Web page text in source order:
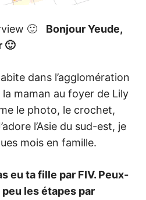
🙂 Bonjour Yeude,
🙂
dans l’agglomération
maman au foyer de Lily
le photo, le crochet,
l’Asie du sud-est, je
mois en famille.
eu ta fille par FIV. Peux-
les étapes par